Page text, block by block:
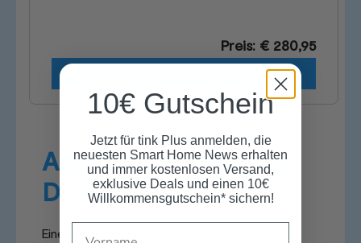
Preis: € 280,95
Adaptive Inhalte: Das
Display denkt mit
Eine der cleveren Neuerungen der dritten
10€ Gutschein
Jetzt für tink Plus anmelden, die
neuesten Smart Home News erhalten
und immer kostenlosen Versand,
exklusive Deals und einen 10€
Willkommensgutschein* sichern!